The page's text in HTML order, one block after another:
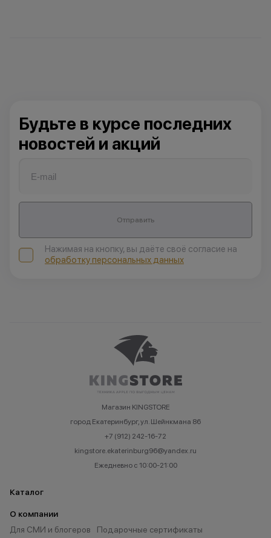
Будьте в курсе последних
новостей и акций
Отправить
Нажимая на кнопку, вы даёте своё согласие на
обработку персональных данных
Магазин KINGSTORE
город Екатеринбург, ул. Шейнкмана 86
+7 (912) 242-16-72
kingstore.ekaterinburg96@yandex.ru
Ежедневно с 10:00-21:00
Каталог
О компании
Для СМИ и блогеров
Подарочные сертификаты